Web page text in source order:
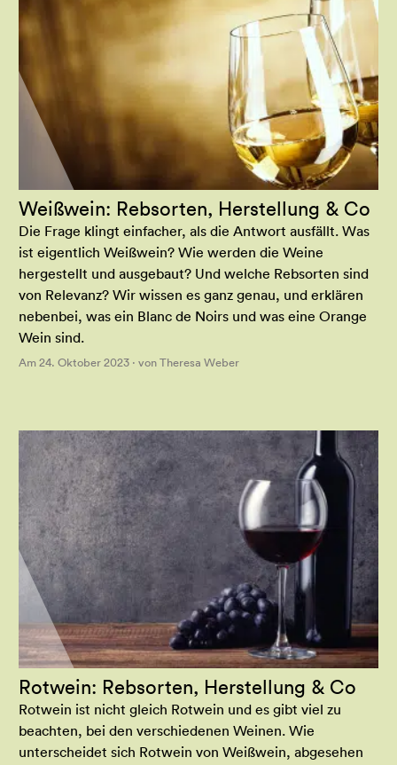
Weißwein: Rebsorten, Herstellung & Co
Die Frage klingt einfacher, als die Antwort ausfällt. Was
ist eigentlich Weißwein? Wie werden die Weine
hergestellt und ausgebaut? Und welche Rebsorten sind
von Relevanz? Wir wissen es ganz genau, und erklären
nebenbei, was ein Blanc de Noirs und was eine Orange
Wein sind.
Am 24. Oktober 2023 · von Theresa Weber
Rotwein: Rebsorten, Herstellung & Co
Rotwein ist nicht gleich Rotwein und es gibt viel zu
beachten, bei den verschiedenen Weinen. Wie
unterscheidet sich Rotwein von Weißwein, abgesehen